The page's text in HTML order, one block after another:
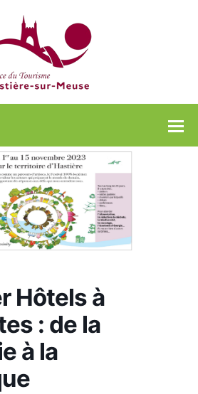
Hôtels à
: de la
à la